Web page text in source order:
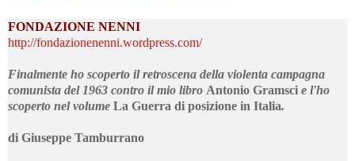
FONDAZIONE NENNI
http://fondazionenenni.wordpress.com/
Finalmente ho scoperto il retroscena della violenta campagna
comunista del 1963 contro il mio libro Antonio Gramsci e l'ho
scoperto nel volume La Guerra di posizione in Italia.
di Giuseppe Tamburrano